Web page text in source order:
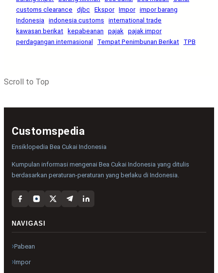
customs clearance
djbc Ekspor Impor impor barang
Indonesia indonesia customs
international trade
kawasan berikat
kepabeanan pajak pajak impor
perdagangan internasional
Tempat Penimbunan Berikat TPB
Scroll to Top
Customspedia
Ensiklopedia Bea Cukai Indonesia
Kumpulan informasi mengenai Bea Cukai Indonesia yang ditulis
berdasarkan peraturan-peraturan yang berlaku di Indonesia.
NAVIGASI
Pabean
Impor